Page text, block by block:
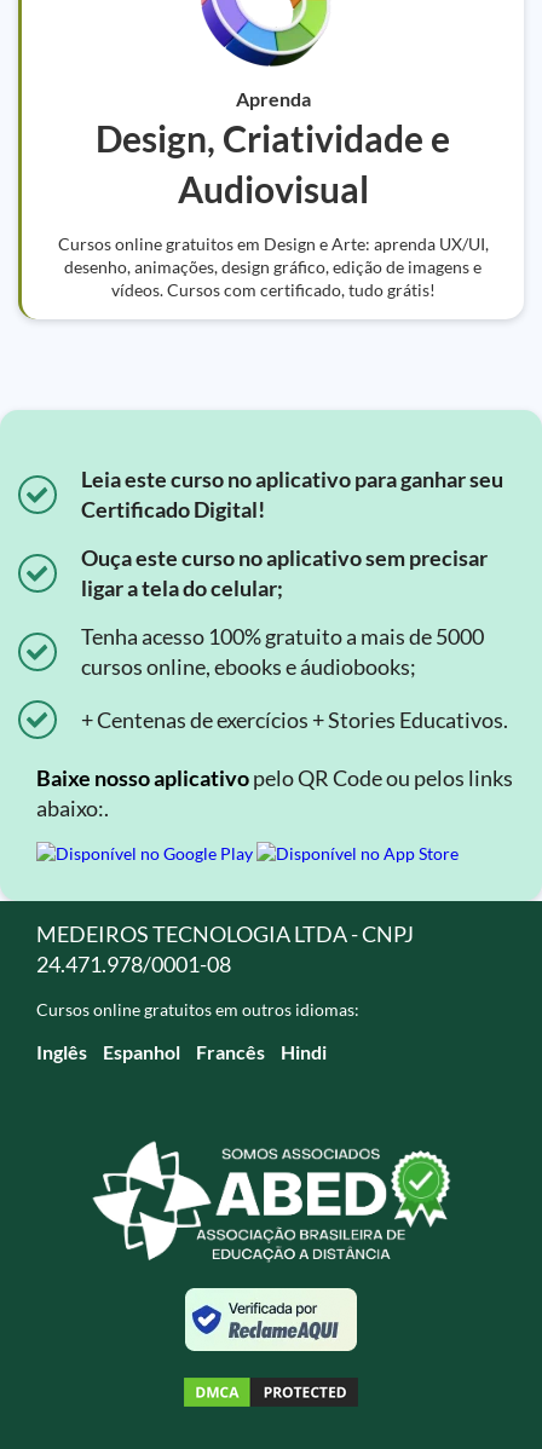
Aprenda
Design, Criatividade e
Audiovisual
Cursos online gratuitos em Design e Arte: aprenda UX/UI,
desenho, animações, design gráfico, edição de imagens e
vídeos. Cursos com certificado, tudo grátis!
Leia este curso no aplicativo para ganhar seu
Certificado Digital!
Ouça este curso no aplicativo sem precisar
ligar a tela do celular;
Tenha acesso 100% gratuito a mais de 5000
cursos online, ebooks e áudiobooks;
+ Centenas de exercícios + Stories Educativos.
Baixe nosso aplicativopelo QR Code ou pelos links
abaixo:.
MEDEIROS TECNOLOGIA LTDA - CNPJ
24.471.978/0001-08
Cursos online gratuitos em outros idiomas:
Inglês Espanhol Francês Hindi